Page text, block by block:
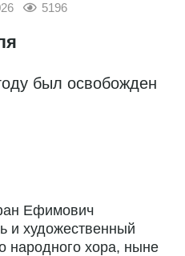
5196
был освобожден
Ефимович
и художественный
народного хора, ныне